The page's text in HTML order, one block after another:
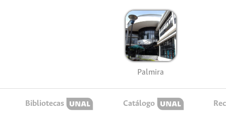
Palmira
Bibliotecas Catálogo